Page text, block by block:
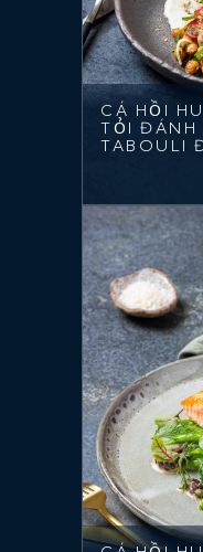
CÁ HỒI
TỎI ĐÁNH
TABOULI